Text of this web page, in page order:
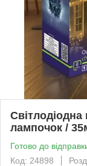
Світлодіодна
лампочок /
Готово до
Код: 24898